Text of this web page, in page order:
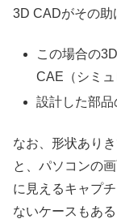
3D CADがその助
この場合の
CAE（シミュ
設計した部品
なお、形状あり
と、パソコンの
に見えるキャプ
ないケースもあ